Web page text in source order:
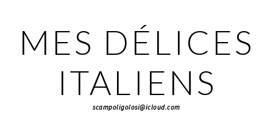
navigation
contenu
principal
barre
MES DÉLICES
ITALIENS
scampoligolosi@icloud.com